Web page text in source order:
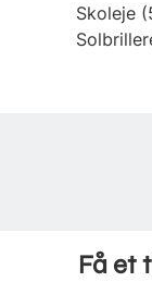
Skoleje
Få et